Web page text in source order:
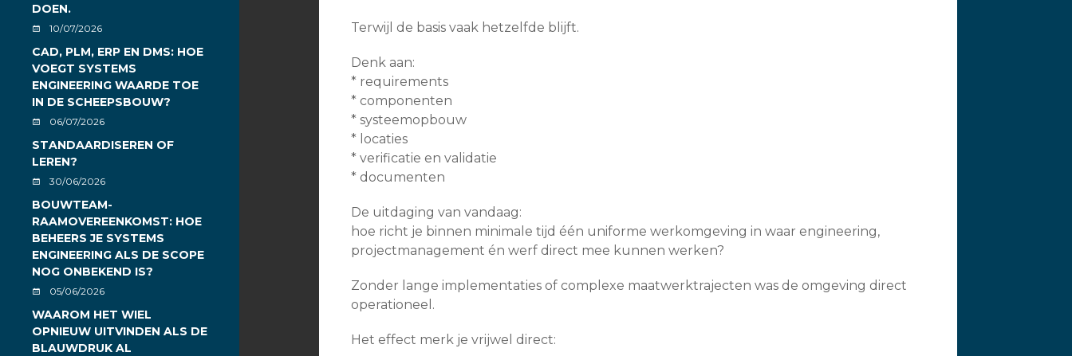
DOEN.
10/07/2026
CAD, PLM, ERP EN DMS: HOE
VOEGT SYSTEMS
ENGINEERING WAARDE TOE
IN DE SCHEEPSBOUW?
06/07/2026
STANDAARDISEREN OF
LEREN?
30/06/2026
BOUWTEAM-
RAAMOVEREENKOMST: HOE
BEHEERS JE SYSTEMS
ENGINEERING ALS DE SCOPE
NOG ONBEKEND IS?
05/06/2026
WAAROM HET WIEL
OPNIEUW UITVINDEN ALS DE
BLAUWDRUK AL
Terwijl de basis vaak hetzelfde blijft.
Denk aan:
* requirements
* componenten
* systeemopbouw
* locaties
* verificatie en validatie
* documenten
De uitdaging van vandaag:
hoe richt je binnen minimale tijd één uniforme werkomgeving in waar engineering,
projectmanagement én werf direct mee kunnen werken?
Zonder lange implementaties of complexe maatwerktrajecten was de omgeving direct
operationeel.
Het effect merk je vrijwel direct: